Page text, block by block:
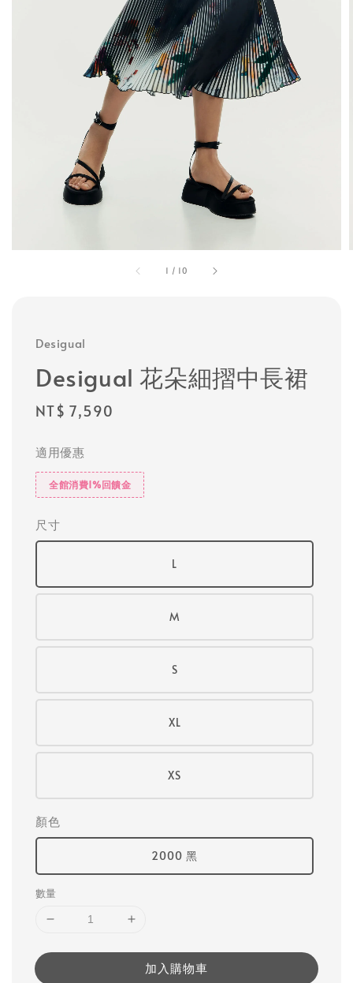
1 / 10
Desigual
Desigual 花朵細摺中長裙
Regular
NT$ 7,590
適用優惠
全館消費1%回饋金
尺寸
L
M
S
XL
XS
顏色
2000 黑
數量
加入購物車